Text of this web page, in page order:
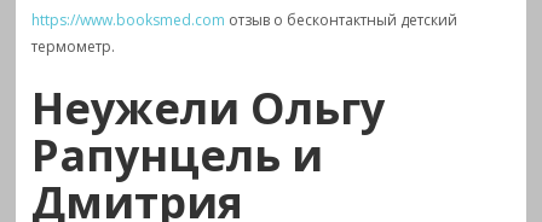
https://www.booksmed.com отзыв о бесконтактный детский
термометр.
Неужели Ольгу
Рапунцель и
Дмитрия